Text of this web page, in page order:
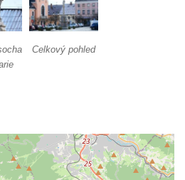
nad
v Kynšperku nad
Celkový pohled